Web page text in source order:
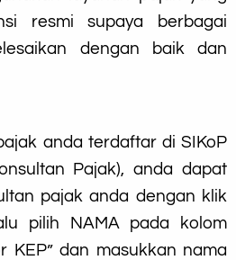
resmi supaya berbagai
dengan baik dan
anda terdaftar di SIKoP
Pajak), anda dapat
pajak anda dengan klik
pilih NAMA pada kolom
KEP” dan masukkan nama